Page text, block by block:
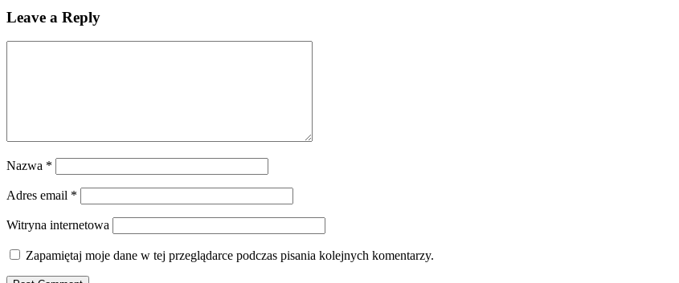
Leave a Reply
Nazwa *
Adres email *
Witryna internetowa
Zapamiętaj moje dane w tej przeglądarce podczas pisania kolejnych komentarzy.